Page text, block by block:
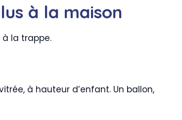
à la maison
la trappe.
à hauteur d’enfant. Un ballon,